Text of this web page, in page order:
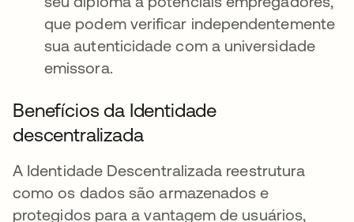
que podem verificar independentemente
sua autenticidade com a universidade
emissora.
Benefícios da Identidade
descentralizada
A Identidade Descentralizada reestrutura
como os dados são armazenados e
protegidos para a vantagem de usuários,